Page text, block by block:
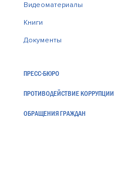
Видеоматериалы
Книги
Документы
ПРЕСС-БЮРО
ПРОТИВОДЕЙСТВИЕ КОРРУПЦИИ
ОБРАЩЕНИЯ ГРАЖДАН